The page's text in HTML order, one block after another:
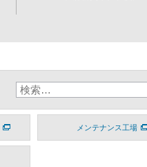
メンテナンス工場